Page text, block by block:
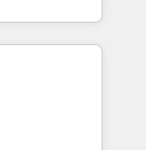
rotinas
Somos
Latina e
cliente da
we contribute